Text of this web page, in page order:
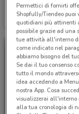
Alpitour
Scade il 31/10
Permettici di fornirti
Shopfully/Tiendeo puoi
quotidiani più attinenti
possibile grazie ad
tue attività all'interno
come indicato nel
abbiamo bisogno del
Se dai il tuo consenso
tutto il mondo
idea accedendo a
nostra App. Cosa
visualizzerai all'interno
alla tua cronologia di